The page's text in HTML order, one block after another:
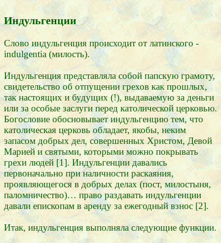
Индульгенции
Слово индульгенция происходит от латинского -
indulgentia (милость).
Индульгенция представляла собой папскую грамоту,
свидетельство об отпущении грехов как прошлых,
так настоящих и будущих (!), выдаваемую за деньги
или за особые заслуги перед католической церковью.
Богословие обосновывает индульгенцию тем, что
католическая церковь обладает, якобы, неким
запасом добрых дел, совершенных Христом, Девой
Марией и святыми, которыми можно покрывать
грехи людей [1]. Индульгенции давались
первоначально при наличности раскаяния,
проявляющегося в добрых делах (пост, милостыня,
паломничество)… право раздавать индульгенции
давали епископам в аренду за ежегодный взнос [2].
Итак, индульгенция выполняла следующие функции.